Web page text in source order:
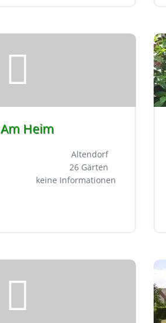
Am Heim
Altendorf
26 Gärten
keine Informationen